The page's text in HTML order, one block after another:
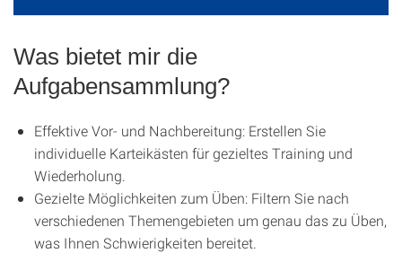
Was bietet mir die
Aufgabensammlung?
Effektive Vor- und Nachbereitung: Erstellen Sie
individuelle Karteikästen für gezieltes Training und
Wiederholung.
Gezielte Möglichkeiten zum Üben: Filtern Sie nach
verschiedenen Themengebieten um genau das zu Üben,
was Ihnen Schwierigkeiten bereitet.